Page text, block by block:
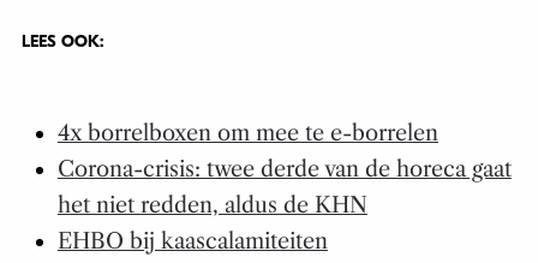
LEES OOK:
4x borrelboxen om mee te e-borrelen
Corona-crisis: twee derde van de horeca gaat
het niet redden, aldus de KHN
EHBO bij kaascalamiteiten